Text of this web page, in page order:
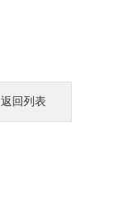
返回列表